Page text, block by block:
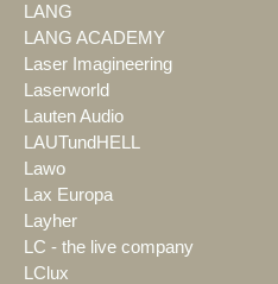
LANG
LANG ACADEMY
Laser Imagineering
Laserworld
Lauten Audio
LAUTundHELL
Lawo
Lax Europa
Layher
LC - the live company
LClux